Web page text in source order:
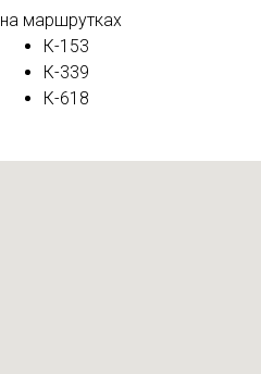
на маршрутках
К-153
К-339
К-618